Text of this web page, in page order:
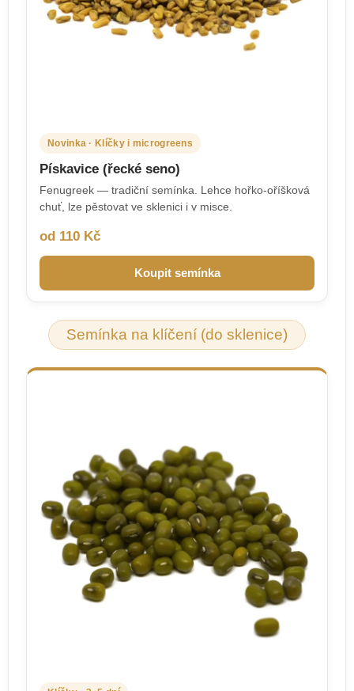
Novinka · Klíčky i microgreens
Pískavice (řecké seno)
Fenugreek — tradiční semínka. Lehce hořko-oříšková
chuť, lze pěstovat ve sklenici i v misce.
od 110 Kč
Koupit semínka
Semínka na klíčení (do sklenice)